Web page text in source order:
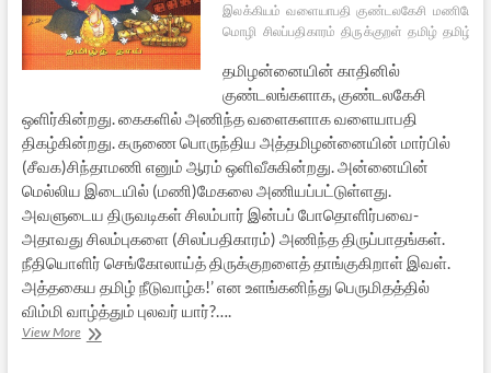
இலக்கியம் வளையாபதி குண்டலகேசி
மொழி சிலப்பதிகாரம் திருக்குறள் தமிழ்
தமிழன்னையின் காதினில்
குண்டலங்களாக, குண்டலகேசி
ஒளிர்கின்றது. கைகளில் அணிந்த வளைகளாக வளையாபதி
திகழ்கின்றது. கருணை பொருந்திய அத்தமிழன்னையின் மார்பில்
(சீவக)சிந்தாமணி எனும் ஆரம் ஒளிவீசுகின்றது. அன்னையின்
மெல்லிய இடையில் (மணி)மேகலை அணியப்பட்டுள்ளது.
அவளுடைய திருவடிகள் சிலம்பார் இன்பப் போதொளிர்பவை-
அதாவது சிலம்புகளை (சிலப்பதிகாரம்) அணிந்த திருப்பாதங்கள்.
நீதியொளிர் செங்கோலாய்த் திருக்குறளைத் தாங்குகிறாள் இவள்.
அத்தகைய தமிழ் நீடுவாழ்க!’ என உளங்கனிந்து பெருமிதத்தில்
விம்மி வாழ்த்தும் புலவர் யார்?….
View Moreதமிழன்னையின்